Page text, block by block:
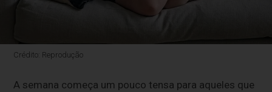
Crédito: Reprodução
A semana começa um pouco tensa para aqueles que